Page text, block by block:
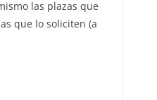
las plazas que
que lo soliciten (a